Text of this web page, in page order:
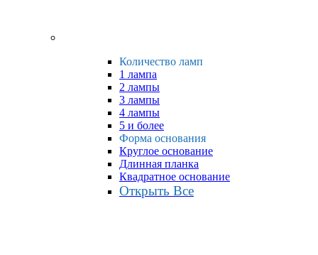
Количество ламп
1 лампа
2 лампы
3 лампы
4 лампы
5 и более
Форма основания
Круглое основание
Длинная планка
Квадратное основание
Открыть Все